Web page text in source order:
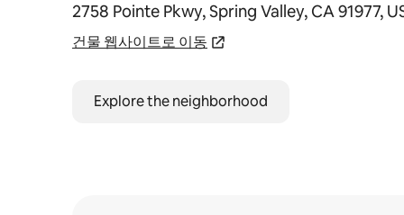
2758 Pointe Pkwy, Spring Valley, CA 91977,
건물 웹사이트로 이동
Explore the neighborhood